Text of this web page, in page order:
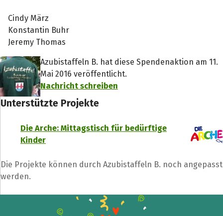
Cindy März
Konstantin Buhr
Jeremy Thomas
Azubistaffeln B. hat diese Spendenaktion am 11.
Mai 2016 veröffentlicht.
Nachricht schreiben
Unterstützte Projekte
Die Arche: Mittagstisch für bedürftige
Kinder
Die Projekte können durch Azubistaffeln B. noch angepasst
werden.